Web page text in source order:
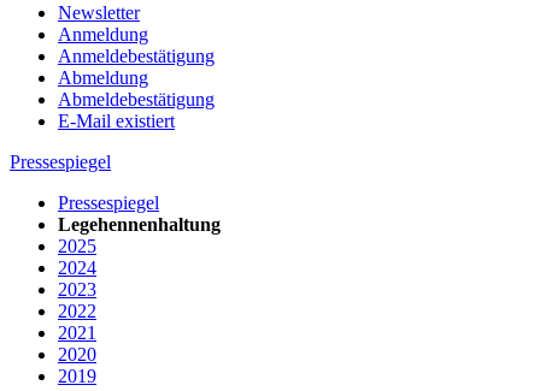
Newsletter
Anmeldung
Anmeldebestätigung
Abmeldung
Abmeldebestätigung
E-Mail existiert
Pressespiegel
Pressespiegel
Legehennenhaltung
2025
2024
2023
2022
2021
2020
2019